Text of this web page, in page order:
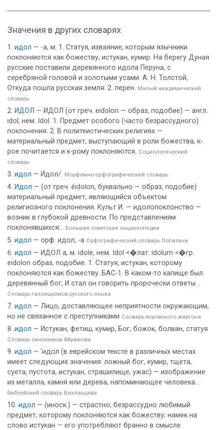
Значения в других словарях
идол — -а, м. 1. Статуя, изваяние, которым язычники
поклоняются как божеству; истукан, кумир. На берегу Дуная
русские поставили деревянного идола Перуна, с
серебряной головой и золотыми усами. А. Н. Толстой,
Откуда пошла русская земля. 2. перен. Малый академический
словарь
ИДОЛ — ИДОЛ (от греч. eidolon — образ, подобие) — англ.
idol; нем. Idol. 1. Предмет особого (часто безрассудного)
поклонения. 2. В политеистических религиях —
материальный предмет, выступающий в роли божества, к-
рое почитается и к-рому поклоняются. Социологический
словарь
идол — И́дол/. Морфемно-орфографический словарь
Идол — (от греч. éidolon, буквально — образ, подобие)
материальный предмет, являющийся объектом
религиозного поклонения. Культ И. — идолопоклонство —
возник в глубокой древности. По представлениям
поклонявшихся... Большая советская энциклопедия
идол — орф. идол, -а Орфографический словарь Лопатина
идол — ИДОЛ а, м. idole, нем. Idol <�лат. idolum <�гр.
eidolon образ, подобие. 1. Статуя, истукан, которому
поклоняются как божеству. БАС-1. В каком-то капище был
деревянный бог, И стал он говорить пророчески ответы ..
Словарь галлицизмов русского языка
идол — Лицо, доставляющее неприятности окружающим,
но не связанное с преступниками Словарь воровского жаргона
идол — Истукан, фетиш, кумир, Бог, божок, болван, статуя
Словарь синонимов Абрамова
идол — ’идол (в еврейском тексте в различных местах
имеет следующие значения: ложный бог, кумир, тщета,
суета, пустота, истукан, страшилище, ужас) — изображение
из металла, камня или дерева, напоминающее человека...
Библейский словарь Вихлянцева
идол — (иноск.) — страстно, безрассудно любимый
предмет, которому поклоняются как божеству; намек на
слово истукан — его употребляют бранно в смысле